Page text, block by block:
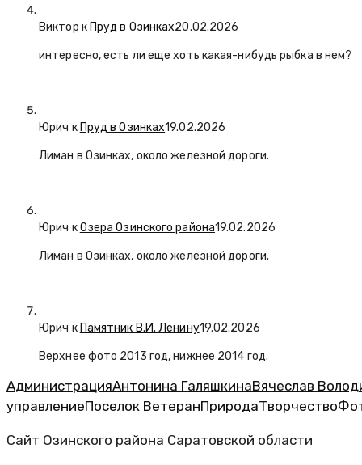
Виктор кПруд в Озинках20.02.2026
интересно, есть ли еще хоть какая-нибудь рыбка в нем?
Юрич кПруд в Озинках19.02.2026
Лиман в Озинках, около железной дороги.
Юрич кОзера Озинского района19.02.2026
Лиман в Озинках, около железной дороги.
Юрич кПамятник В.И. Ленину19.02.2026
Верхнее фото 2013 год, нижнее 2014 год.
АдминистрацияАнтонина ГаляшкинаВячеслав
управлениеПоселок ВетеранПриродаТворчество
Сайт Озинского района Саратовской области